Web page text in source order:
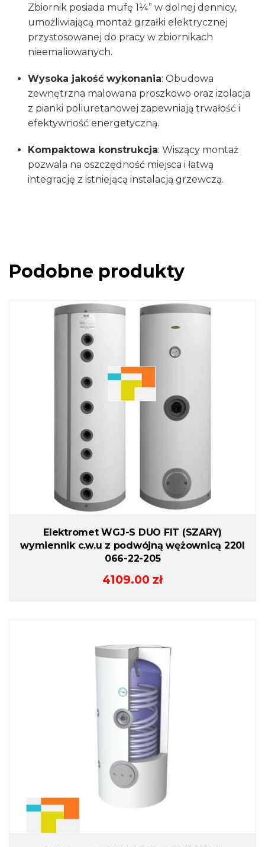
Zbiornik posiada mufę 1¼” w dolnej dennicy,
umożliwiającą montaż grzałki elektrycznej
przystosowanej do pracy w zbiornikach
nieemaliowanych.
Wysoka jakość wykonania: Obudowa
zewnętrzna malowana proszkowo oraz izolacja
z pianki poliuretanowej zapewniają trwałość i
efektywność energetyczną.
Kompaktowa konstrukcja: Wiszący montaż
pozwala na oszczędność miejsca i łatwą
integrację z istniejącą instalacją grzewczą.​
Podobne produkty
Elektromet WGJ-S DUO FIT (SZARY)
wymiennik c.w.u z podwójną wężownicą 220l
066-22-205
4109.00 zł